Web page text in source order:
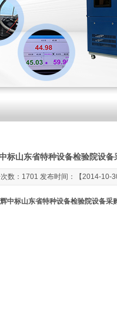
标山东省特种设备检验院设备
数：1701 发布时间：【2014-10-30
中标山东省特种设备检验院设备采